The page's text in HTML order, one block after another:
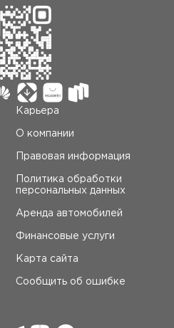
Карьера
О компании
Правовая информация
Политика обработки
персональных данных
Аренда автомобилей
Финансовые услуги
Карта сайта
Сообщить об ошибке